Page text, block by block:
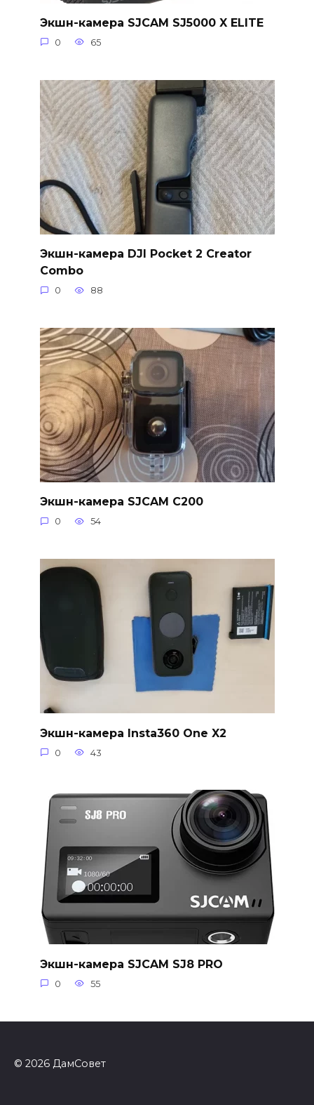
Экшн-камера SJCAM SJ5000 X ELITE
0 65
Экшн-камера DJI Pocket 2 Creator
Combo
0 88
Экшн-камера SJCAM C200
0 54
Экшн-камера Insta360 One X2
0 43
Экшн-камера SJCAM SJ8 PRO
0 55
© 2026 ДамСовет